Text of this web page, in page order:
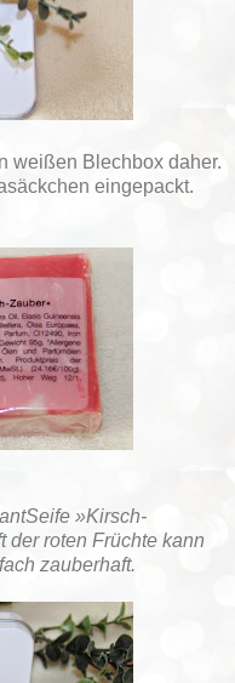
weißen Blechbox daher.
eingepackt.
»Kirsch-
der roten Früchte kann
zauberhaft.